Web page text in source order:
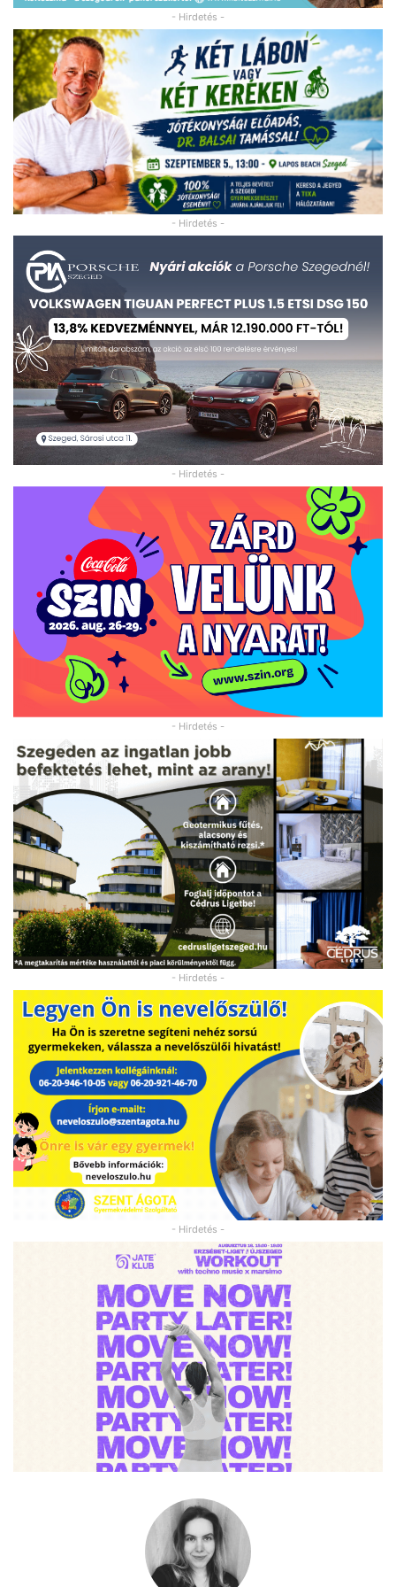
- Hirdetés -
- Hirdetés -
- Hirdetés -
- Hirdetés -
- Hirdetés -
- Hirdetés -